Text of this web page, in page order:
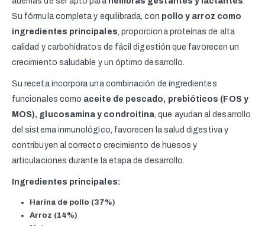
Su fórmula completa y equilibrada, con pollo y arroz como
ingredientes principales, proporciona proteínas de alta
calidad y carbohidratos de fácil digestión que favorecen un
crecimiento saludable y un óptimo desarrollo.
Su receta incorpora una combinación de ingredientes
funcionales como aceite de pescado, prebióticos (FOS y
MOS), glucosamina y condroitina, que ayudan al desarrollo
del sistema inmunológico, favorecen la salud digestiva y
contribuyen al correcto crecimiento de huesos y
articulaciones durante la etapa de desarrollo.
Ingredientes principales:
Harina de pollo (37%)
Arroz (14%)